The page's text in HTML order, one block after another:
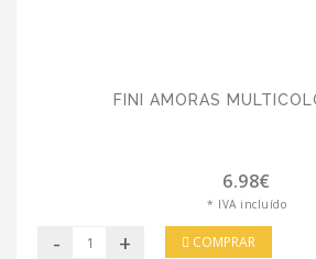
FINI AMORAS
6.98€
* IVA incluído
- + COMPRAR